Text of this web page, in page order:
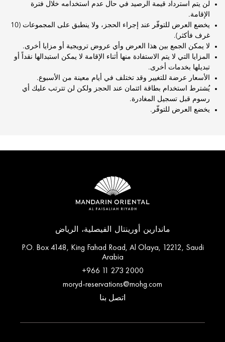
لن يتم استرداد قيمة الرصيد في حال عدم استخدامه خلال فترة
الإقامة.
يخضع العرض للتوفّر عند إجراء الحجز، ولا ينطبق على المجموعات (10
غرف فأكثر).
لا يمكن الجمع بين هذا العرض وأي عروض ترويجية أو مزايا أخرى.
المزايا التي لا يتم الاستفادة منها أثناء الإقامة لا يمكن استبدالها نقداً أو
تبديلها بخدمات أخرى.
الأسعار عرضة للتغيير وقد تختلف في أيام معينة من الأسبوع.
يُشترط استخدام بطاقة ائتمان عند الحجز ولكن لن تترتب عليك أي
رسوم قبل تسجيل المغادرة.
يخضع العرض للتوفّر.
ماندارين أورينتال الفيصلية، الرياض
P.O. Box 4148, King Fahad Road, Al Olaya, 12212, Saudi
Arabia
+966 11 273 2000
moryd-reservations@mohg.com
اتصل بنا